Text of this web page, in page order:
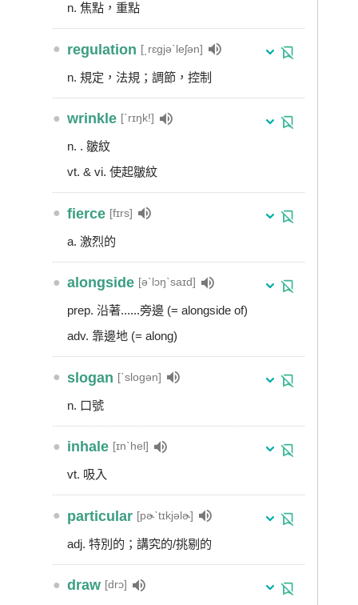
n. 焦點，重點
● regulation [͵rɛgjəˋleʃən]
n. 規定，法規；調節，控制
● wrinkle [ˋrɪŋk!]
n. . 皺紋
vt. & vi. 使起皺紋
● fierce [fɪrs]
a. 激烈的
● alongside [əˋlɔŋˋsaɪd]
prep. 沿著......旁邊 (= alongside of)
adv. 靠邊地 (= along)
● slogan [ˋslogən]
n. 口號
● inhale [ɪnˋhel]
vt. 吸入
● particular [pɚˋtɪkjəlɚ]
adj. 特別的；講究的/挑剔的
● draw [drɔ]